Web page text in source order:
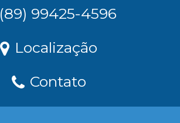
(89) 99425-4596
Localização
Contato